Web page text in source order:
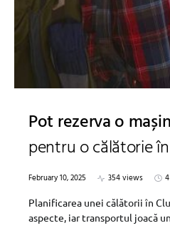
Pot rezerva o
pentru o călătorie
February 10, 2025 354 views
Planificarea unei călătorii în
aspecte, iar transportul joacă